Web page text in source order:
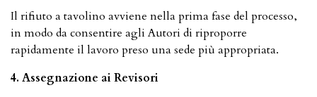
Il rifiuto a tavolino avviene nella prima fase del processo,
in modo da consentire agli Autori di riproporre
rapidamente il lavoro preso una sede più appropriata.
4. Assegnazione ai Revisori